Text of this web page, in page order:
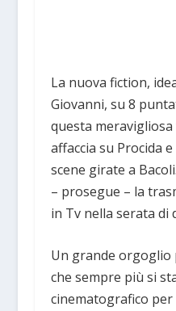
La nuova fiction,
Giovanni, su 8
questa
affaccia su Procida
scene girate a
– prosegue – la
in Tv nella serata di
Un grande
che sempre più si
cinematografico